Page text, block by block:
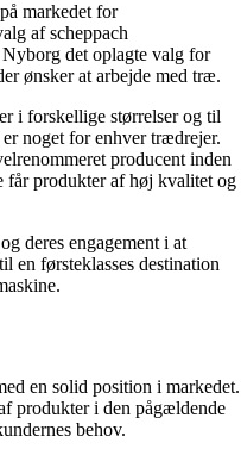
markedet for
af scheppach
det oplagte valg for
ønsker at arbejde med træ.
i forskellige størrelser og til
noget for enhver trædrejer.
producent inden
får produkter af høj kvalitet og
deres engagement i at
en førsteklasses destination
en solid position i markedet.
produkter i den pågældende
behov.